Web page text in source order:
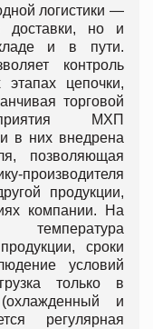
логистики —
доставки, но и
и в пути.
контроль
цепочки,
торговой
МХП
в них внедрена
позволяющая
производителя
продукции,
компании. На
сроки
условий
только в
и
регулярная